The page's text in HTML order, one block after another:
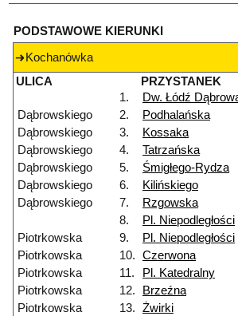
PODSTAWOWE KIERUNKI
Kochanówka
ULICA
PRZYSTANEK
1.
Dw. Łódź
Dąbrowskiego
2. Podhalańska
Dąbrowskiego
3. Kossaka
Dąbrowskiego
4. Tatrzańska
Dąbrowskiego
5. Śmigłego-Rydza
Dąbrowskiego
6. Kilińskiego
Dąbrowskiego
7. Rzgowska
8.
Pl. Niepodległości
Piotrkowska
9. Pl. Niepodległości
Piotrkowska
10. Czerwona
Piotrkowska
11. Pl. Katedralny
Piotrkowska
12. Brzeźna
Piotrkowska
13. Żwirki